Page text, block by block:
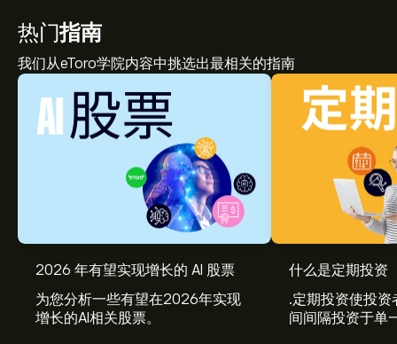
热门指南
我们从eToro学院内容中挑选出最相关的指南
2026 年有望实现增长的 AI 股票
为您分析一些有望在2026年实现
增长的AI相关股票。
什么是定期投资
.定期投资使投
间间隔投资于单